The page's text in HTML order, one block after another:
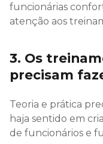
funcionárias
atenção aos
3. Os
precisam
Teoria e prática
haja sentido em
de funcionários e